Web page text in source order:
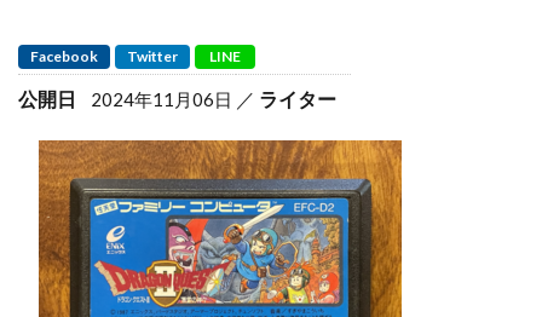
Facebook Twitter LINE
公開日 2024年11月06日 ライター